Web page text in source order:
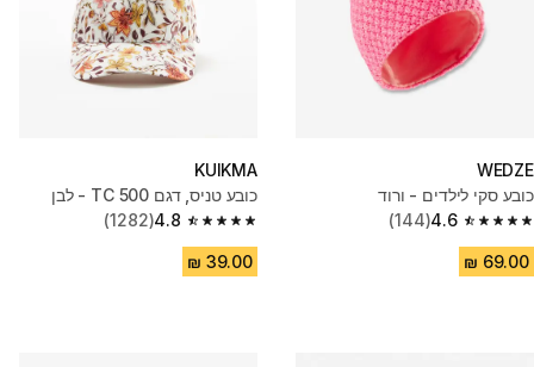
WEDZE
כובע סקי לילדים - ורוד
4.6
4.6 out of 5 stars from 144 reviews
(144)
KUIKMA
כובע טניס, דגם TC 500 - לבן
4.8
4.8 out of 5 stars from 1282 reviews
(1282)